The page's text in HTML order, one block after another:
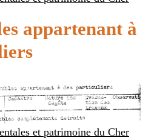
appartenant à
et patrimoine du Cher